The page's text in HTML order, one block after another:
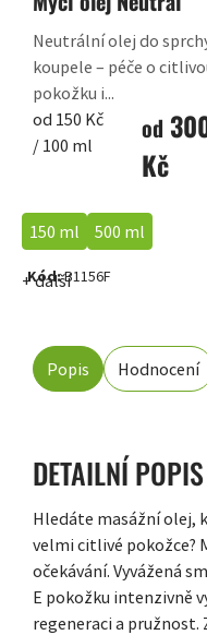
od
Kč
Měrná
cena:
od 150 Kč
/ 100 ml
Neutrální olej do
koupele – péče o
pokožku i...
150 ml 500 ml
+ další
Kód:B1156F
Popis Hodnocení
DETAILNÍ
Hledáte masážní olej,
velmi citlivé pokožce?
očekávání. Vyvážená
E pokožku intenzivně
regeneraci a